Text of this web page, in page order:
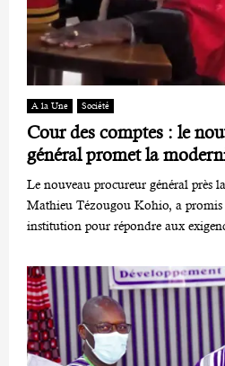
A la Une Société
Cour des comptes : le
général promet la
Le nouveau procureur général près
Mathieu Tézougou Kohio, a promis
institution pour répondre aux